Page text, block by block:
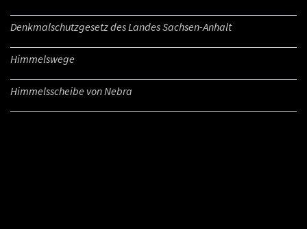
Denkmalschutzgesetz des Landes Sachsen-Anhalt
Himmelswege
Himmelsscheibe von Nebra